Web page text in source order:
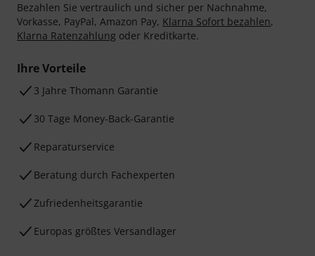
Bezahlen Sie vertraulich und sicher per Nachnahme,
Vorkasse, PayPal, Amazon Pay, Klarna Sofort bezahlen,
Klarna Ratenzahlung oder Kreditkarte.
Ihre Vorteile
3 Jahre Thomann Garantie
30 Tage Money-Back-Garantie
Reparaturservice
Beratung durch Fachexperten
Zufriedenheitsgarantie
Europas größtes Versandlager